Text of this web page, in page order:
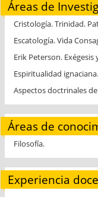
Áreas de
Cristología. Trinidad.
Escatología. Vida
Erik Peterson. Exégesis
Espiritualidad ignaciana.
Aspectos doctrinales
Áreas de
Filosofía.
Experiencia